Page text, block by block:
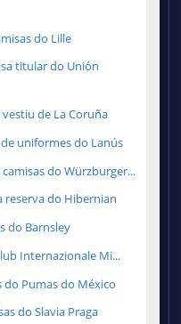
do Lille
titular do Unión
de La Coruña
uniformes do Lanús
do Würzburger...
reserva do Hibernian
do Barnsley
Internazionale Mi...
do Pumas do México
do Slavia Praga